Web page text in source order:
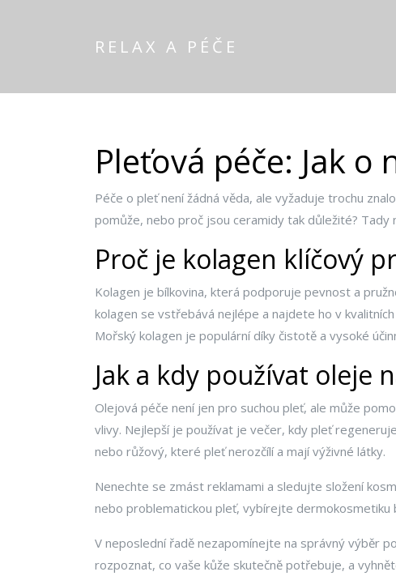
RELAX A PÉČE
Pleťová péče: Jak
Péče o pleť není žádná věda, ale vyžaduje trochu
pomůže, nebo proč jsou ceramidy tak důležité?
Proč je kolagen klíčový
Kolagen je bílkovina, která podporuje pevnost a
kolagen se vstřebává nejlépe a najdete ho v
Mořský kolagen je populární díky čistotě a vysoké
Jak a kdy používat oleje
Olejová péče není jen pro suchou pleť, ale může
vlivy. Nejlepší je používat je večer, kdy pleť
nebo růžový, které pleť nerozčílí a mají výživné látky.
Nenechte se zmást reklamami a sledujte složení
nebo problematickou pleť, vybírejte dermokosmetiku
V neposlední řadě nezapomínejte na správný výběr
rozpoznat, co vaše kůže skutečně potřebuje, a